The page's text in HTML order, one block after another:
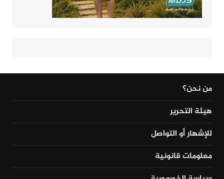
من نحن؟
هيئة التحرير
للإشهار أو التواصل
معلومات قانونية